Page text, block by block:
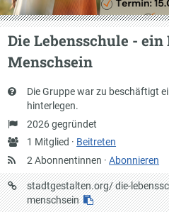
Die Lebensschule -
Menschsein
Kurzbeschreibung
Die Gruppe war zu beschäftigt
hinterlegen.
Gründung
2026 gegründet
Anzahl
Mitglieder
1 Mitglied · Beitreten
2 Abonnentinnen ·Abonnieren
URL
auf
stadtgestalten.org/ die-
menschsein